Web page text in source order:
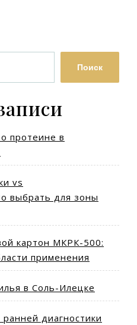
Поиск
протеине в
vs
выбрать для зоны
картон МКРК-500:
применения
в Соль-Илецке
диагностики